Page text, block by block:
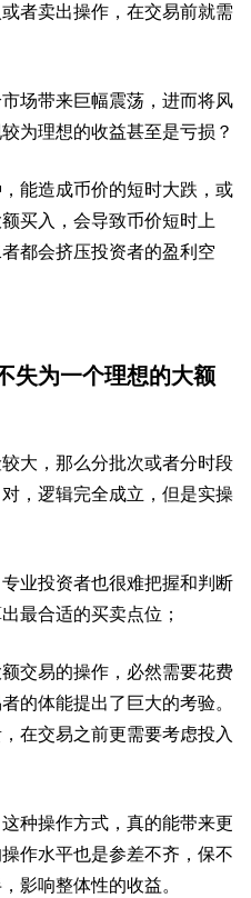
者卖出操作，在交易前就需
场带来巨幅震荡，进而将风
为理想的收益甚至是亏损？
能造成币价的短时大跌，或
买入，会导致币价短时上
都会挤压投资者的盈利空
失为一个理想的大额
大，那么分批次或者分时段
，逻辑完全成立，但是实操
业投资者也很难把握和判断
最合适的买卖点位；
交易的操作，必然需要花费
的体能提出了巨大的考验。
在交易之前更需要考虑投入
种操作方式，真的能带来更
作水平也是参差不齐，保不
影响整体性的收益。